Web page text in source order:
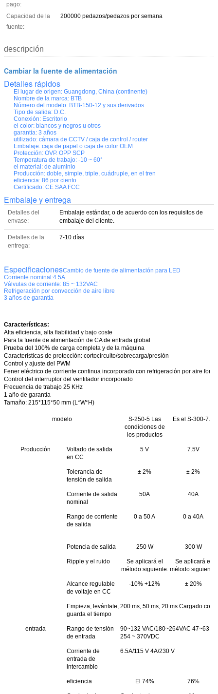
pago:
Capacidad de la
fuente:
200000 pedazos/pedazos por semana
descripción
Cambiar la fuente de alimentación
Detalles rápidos
El lugar de origen: Guangdong, China (continente)
Nombre de la marca: BTB
Número del modelo: BTB-150-12 y sus derivados
Tipo de salida: D.C.
Conexión: Escritorio
el color: blancos y negros u otros
garantía: 3 años
utilizado: cámara de CCTV / caja de control / router
Embalaje: caja de papel o caja de color OEM
Protección: OVP. OPP SCP
Temperatura de trabajo: -10 ~ 60°
el material: de aluminio
Producción: doble, simple, triple, cuádruple, en el tren
eficiencia: 86 por ciento
Certificado: CE SAA FCC
Embalaje y entrega
Detalles del
envase:
Embalaje estándar, o de acuerdo con los requisitos de
embalaje del cliente.
Detalles de la
entrega:
7-10 días
EspecificacionesCambio de fuente de alimentación para LED
Corriente nominal:4.5A
Válvulas de corriente: 85 ~ 132VAC
Refrigeración por convección de aire libre
3 años de garantía
Características:
Alta eficiencia, alta fiabilidad y bajo coste
Para la fuente de alimentación de CA de entrada global
Prueba del 100% de carga completa y de la máquina
Características de protección: cortocircuito/sobrecarga/presión
Control y ajuste del PWM
Fener eléctrico de corriente continua incorporado con refrigeración por aire
Control del interruptor del ventilador incorporado
Frecuencia de trabajo 25 KHz
1 año de garantía
Tamaño: 215*115*50 mm (L*W*H)
modelo
S-250-5 Las
condiciones de
los productos
Es el S-300-7.5
Producción
Voltado de salida
en CC
5 V 7.5V
Tolerancia de
tensión de salida
± 2% ± 2%
Corriente de salida
nominal
50A 40A
Rango de corriente
de salida
0 a 50 A 0 a 40A
Potencia de salida 250 W 300 W
Ripple y el ruido
Se aplicará el
método siguiente:
Se aplicará el
método siguiente:
Alcance regulable
de voltaje en CC
-10% +12% ± 20%
Empieza, levántate,
guarda el tiempo
200 ms, 50 ms, 20 ms Cargado con
entrada
Rango de tensión
de entrada
90~132 VAC/180~264VAC 47~63
254 ~ 370VDC
Corriente de
entrada de
intercambio
6.5A/115 V 4A/230 V
eficiencia El 74% 76%